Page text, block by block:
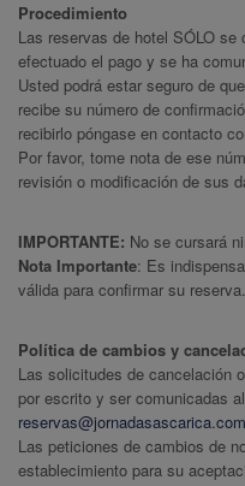
Procedimiento
Las reservas de hotel SÓLO
efectuado el pago y se ha
Usted podrá estar seguro de
recibe su número de
recibirlo póngase en contacto
Por favor, tome nota de ese
revisión o modificación de sus
IMPORTANTE: No se cursará
Nota Importante: Es
válida para confirmar su reserva.
Política de cambios y
Las solicitudes de cancelación
por escrito y ser comunicadas
reservas@jornadasascarica.com
Las peticiones de cambios de
establecimiento para su